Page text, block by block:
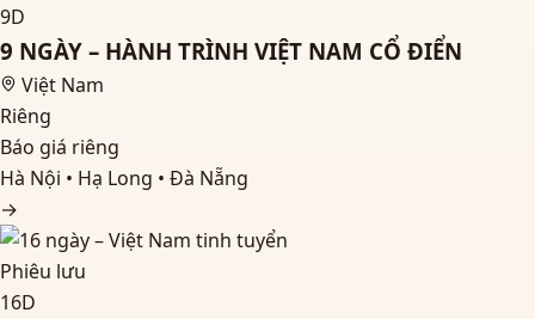
9D
9 NGÀY – HÀNH TRÌNH VIỆT NAM CỔ ĐIỂN
Việt Nam
Riêng
Báo giá riêng
Hà Nội • Hạ Long • Đà Nẵng
→
Phiêu lưu
16D